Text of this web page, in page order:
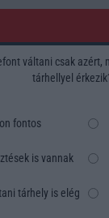
váltani csak azért,
tárhellyel
fontos
is vannak
tárhely is elég